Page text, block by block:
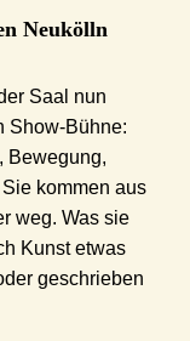
Neukölln
Saal nun
Show-Bühne:
Bewegung,
kommen aus
weg. Was sie
Kunst etwas
geschrieben